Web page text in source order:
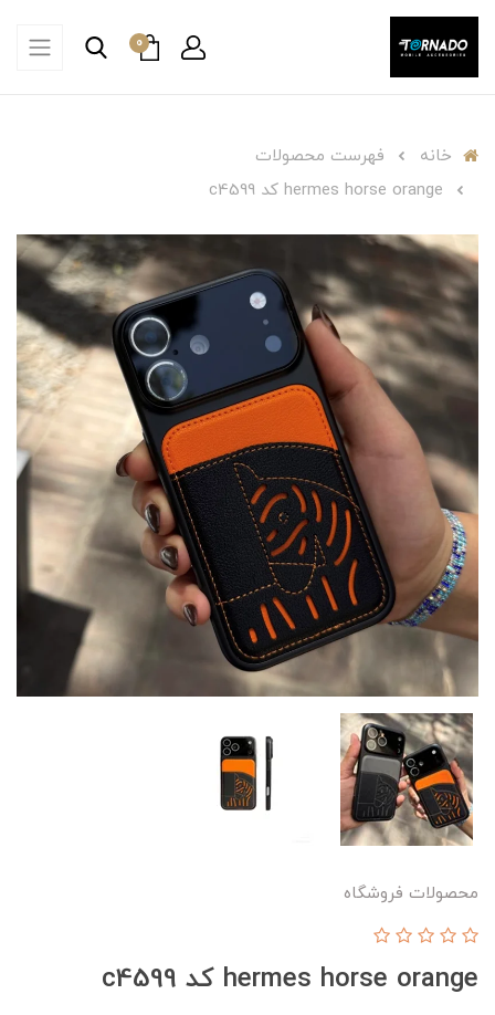
0
خانه
فهرست محصولات
hermes horse orange کد c4599
محصولات فروشگاه
hermes horse orange کد c4599